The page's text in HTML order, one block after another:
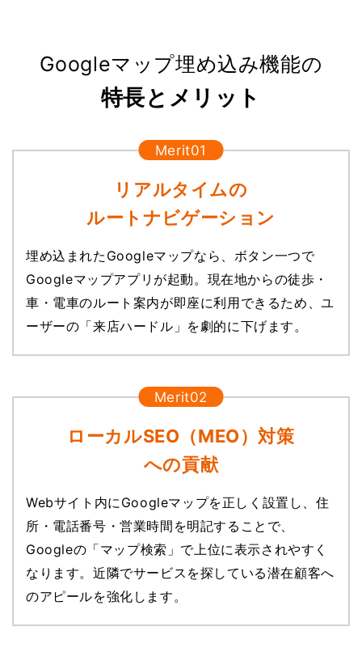
Googleマップ埋め込み機能の
特長とメリット
リアルタイムの
ルートナビゲーション
埋め込まれたGoogleマップなら、ボタン一つで
Googleマップアプリが起動。現在地からの徒歩・
車・電車のルート案内が即座に利用できるため、ユ
ーザーの「来店ハードル」を劇的に下げます。
ローカルSEO（MEO）対策
への貢献
Webサイト内にGoogleマップを正しく設置し、住
所・電話番号・営業時間を明記することで、
Googleの「マップ検索」で上位に表示されやすく
なります。近隣でサービスを探している潜在顧客へ
のアピールを強化します。